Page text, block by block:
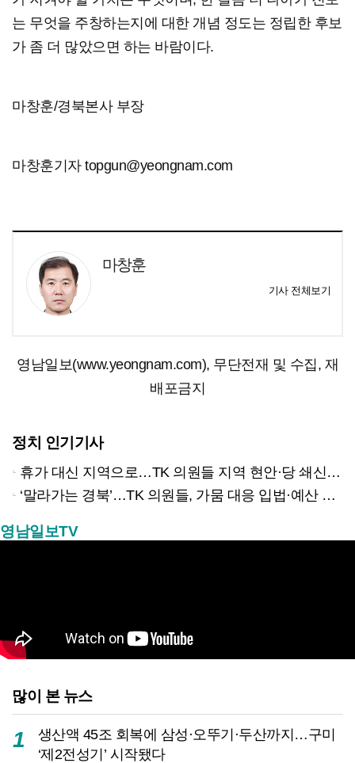
는 무엇을 주창하는지에 대한 개념 정도는 정립한 후보
가 좀 더 많았으면 하는 바람이다.
마창훈/경북본사 부장
마창훈기자 topgun@yeongnam.com
마창훈
기사 전체보기
영남일보(www.yeongnam.com), 무단전재 및 수집, 재
배포금지
정치 인기기사
휴가 대신 지역으로…TK 의원들 지역 현안·당 쇄신 집중
‘말라가는 경북’…TK 의원들, 가뭄 대응 입법·예산 확보 나선다
영남일보TV
많이 본 뉴스
1
생산액 45조 회복에 삼성·오뚜기·두산까지…구미
‘제2전성기’ 시작됐다